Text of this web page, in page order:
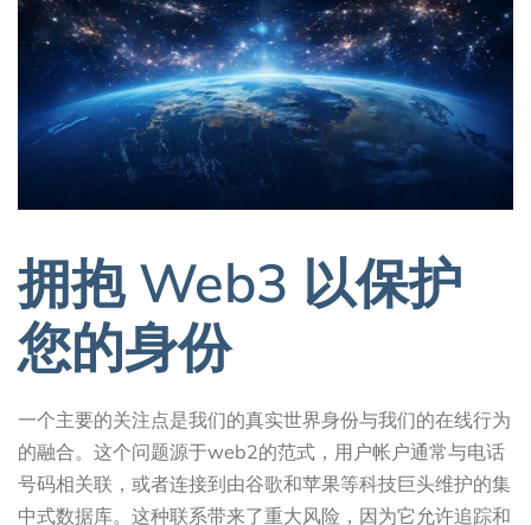
拥抱 Web3 以保护
您的身份
一个主要的关注点是我们的真实世界身份与我们的在线行为
的融合。这个问题源于web2的范式，用户帐户通常与电话
号码相关联，或者连接到由谷歌和苹果等科技巨头维护的集
中式数据库。这种联系带来了重大风险，因为它允许追踪和